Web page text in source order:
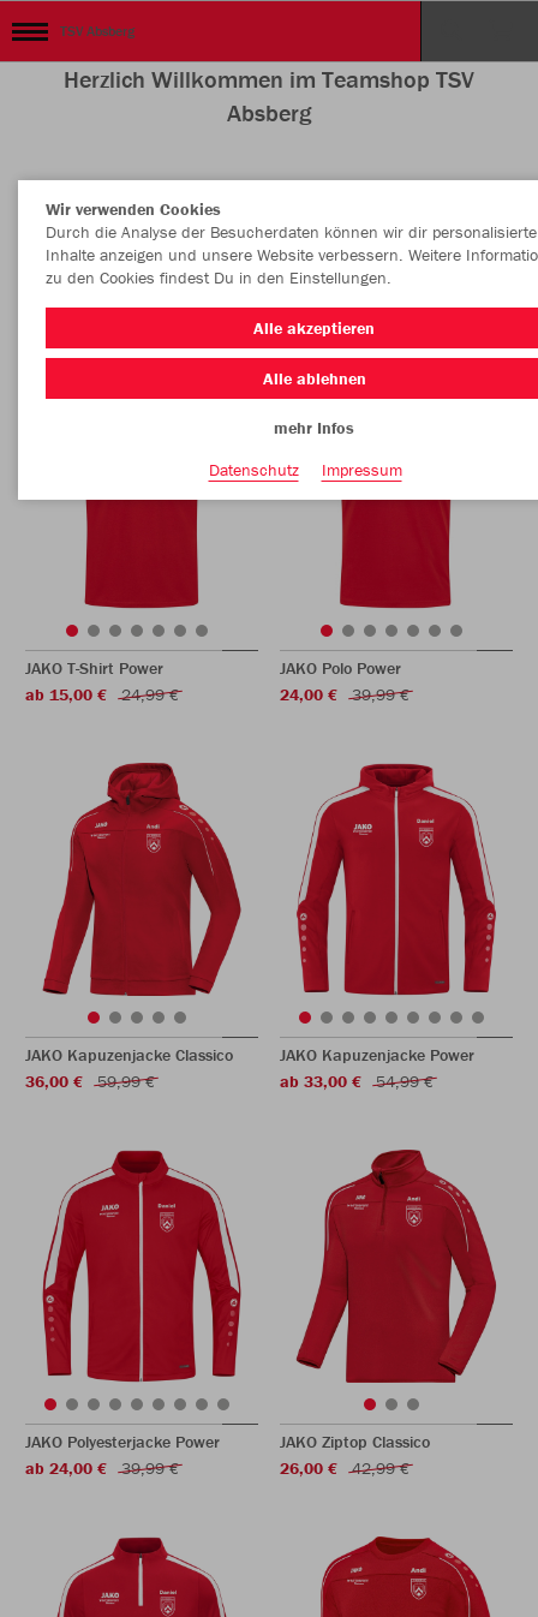
TSV Absberg
Herzlich Willkommen im Teamshop TSV
Absberg
Nachhaltig Farbe
JAKO T-Shirt Power
ab 15,00 €
24,99 €
JAKO Polo Power
24,00 €
39,99 €
JAKO Kapuzenjacke Classico
36,00 €
59,99 €
JAKO Kapuzenjacke Power
ab 33,00 €
54,99 €
JAKO Polyesterjacke Power
ab 24,00 €
39,99 €
JAKO Ziptop Classico
26,00 €
42,99 €
Wir verwenden Cookies
Durch die Analyse der Besucherdaten können wir dir personalisierte
Inhalte anzeigen und unsere Website verbessern. Weitere
zu den Cookies findest Du in den Einstellungen.
Alle akzeptieren
Alle ablehnen
mehr Infos
Datenschutz
Impressum